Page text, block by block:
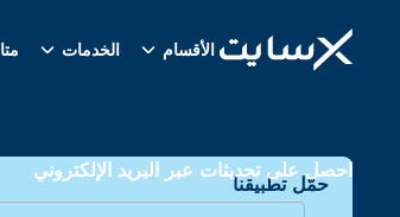
الأقسام الخدمات
حمّل تطبيقنا
احصل على تحديثات عبر البريد الإلكتروني